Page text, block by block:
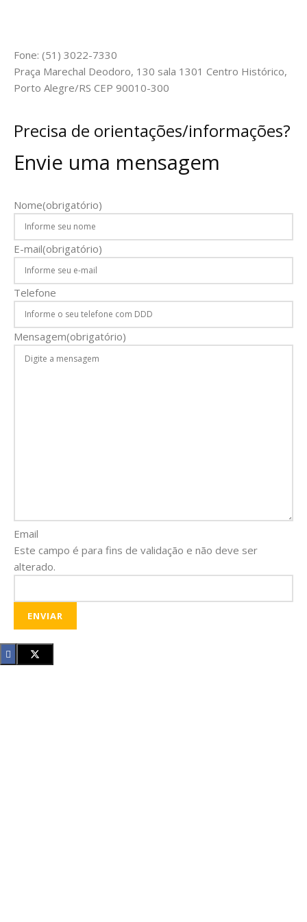
Fone: (51) 3022-7330
Praça Marechal Deodoro, 130 sala 1301 Centro Histórico,
Porto Alegre/RS CEP 90010-300
Precisa de orientações/informações?
Envie uma mensagem
Nome(obrigatório)
E-mail(obrigatório)
Telefone
Mensagem(obrigatório)
Email
Este campo é para fins de validação e não deve ser
alterado.